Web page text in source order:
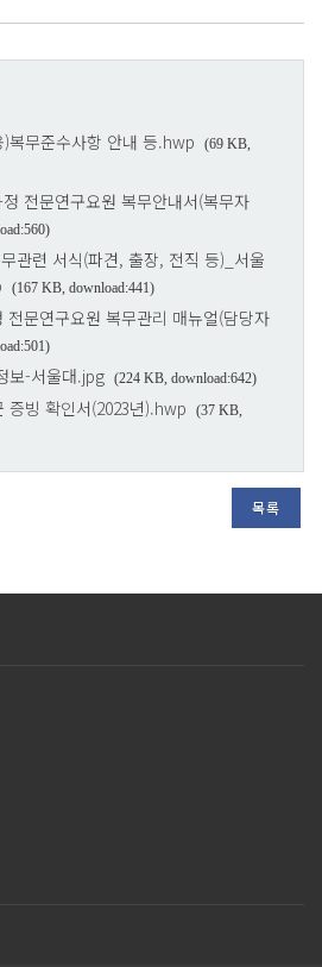
복무준수사항 안내 등.hwp
(69 KB,
전문연구요원 복무안내서(복무자
관련 서식(파견, 출장, 전직 등)_서울
(167 KB, download:441)
전문연구요원 복무관리 매뉴얼(담당자
보-서울대.jpg (224 KB, download:642)
증빙 확인서(2023년).hwp
(37 KB,
목록